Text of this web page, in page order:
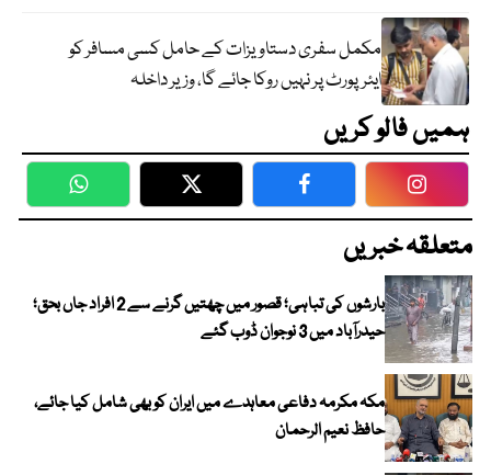
مکمل سفری دستاویزات کے حامل کسی مسافر کو
ایئرپورٹ پر نہیں روکا جائے گا، وزیر داخلہ
ہمیں فالو کریں
WhatsApp Twitter Facebook
متعلقہ خبریں
بارشوں کی تباہی؛ قصور میں چھتیں گرنے سے 2 افراد جاں بحق؛
حیدرآباد میں 3 نوجوان ڈوب گئے
مکہ مکرمہ دفاعی معاہدے میں ایران کو بھی شامل کیا جائے،
حافظ نعیم الرحمان